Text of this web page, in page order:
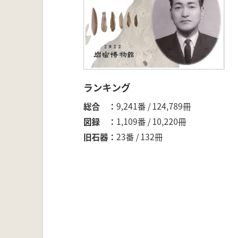
ランキング
総合
9,241番 / 124,789冊
図録
1,109番 / 10,220冊
旧石器
23番 / 132冊